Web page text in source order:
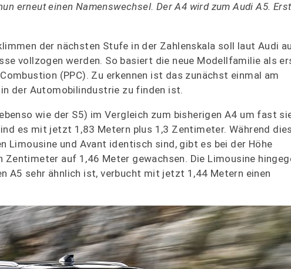
erneut einen Namenswechsel. Der A4 wird zum Audi A5.
der nächsten Stufe in der Zahlenskala soll laut Audi
vollzogen werden. So basiert die neue Modellfamilie als
(PPC). Zu erkennen ist das zunächst einmal am
der Automobilindustrie zu finden ist.
wie der S5) im Vergleich zum bisherigen A4 um fast
es mit jetzt 1,83 Metern plus 1,3 Zentimeter. Während
Limousine und Avant identisch sind, gibt es bei der Höhe
auf 1,46 Meter gewachsen. Die Limousine
A5 sehr ähnlich ist, verbucht mit jetzt 1,44 Metern einen